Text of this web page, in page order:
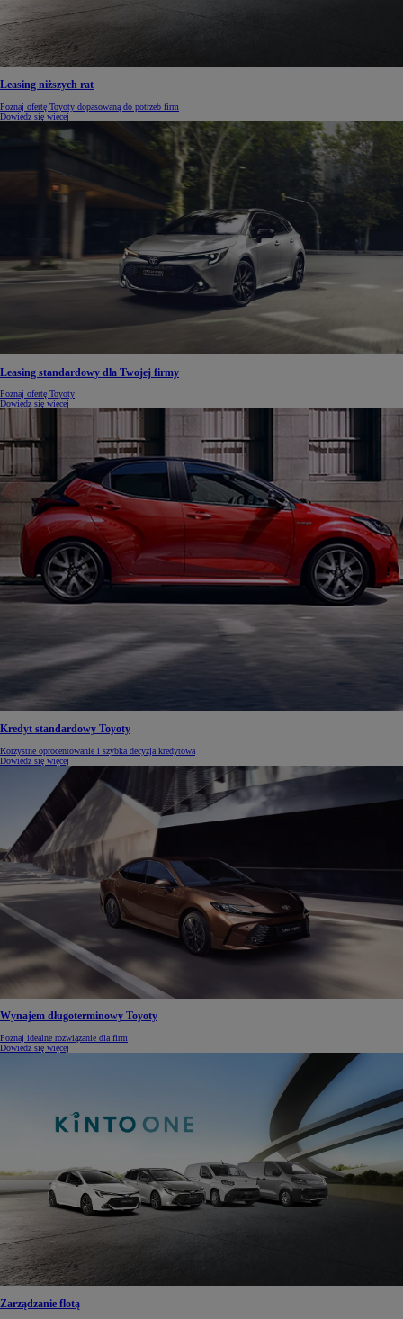
Leasing niższych rat
Poznaj ofertę Toyoty dopasowaną do potrzeb firm
Dowiedz się więcej
Leasing standardowy dla Twojej firmy
Poznaj ofertę Toyoty
Dowiedz się więcej
Kredyt standardowy Toyoty
Korzystne oprocentowanie i szybka decyzja kredytowa
Dowiedz się więcej
Wynajem długoterminowy Toyoty
Poznaj idealne rozwiązanie dla firm
Dowiedz się więcej
Zarządzanie flotą